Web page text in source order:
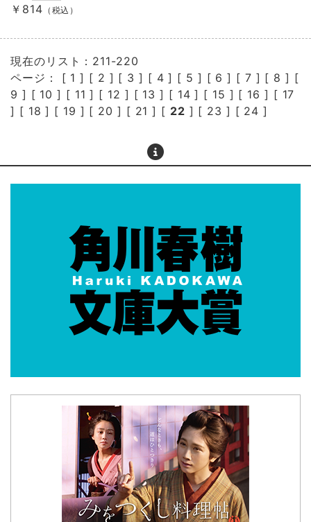
￥814 （税込）
現在のリスト：211-220
ページ： [ 1 ] [ 2 ] [ 3 ] [ 4 ] [ 5 ] [ 6 ] [ 7 ] [ 8 ] [
9 ] [ 10 ] [ 11 ] [ 12 ] [ 13 ] [ 14 ] [ 15 ] [ 16 ] [ 17
] [ 18 ] [ 19 ] [ 20 ] [ 21 ] [ 22 ] [ 23 ] [ 24 ]